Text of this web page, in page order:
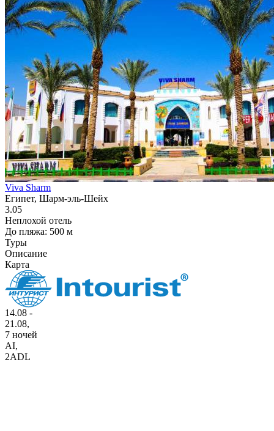
Viva Sharm
Египет, Шарм-эль-Шейх
3.05
Неплохой отель
До пляжа: 500 м
Туры
Описание
Карта
14.08 -
21.08,
7 ночей
AI,
2ADL